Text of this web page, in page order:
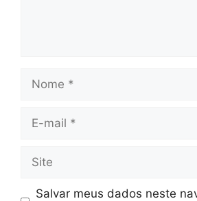
mail
Salvar meus dados neste